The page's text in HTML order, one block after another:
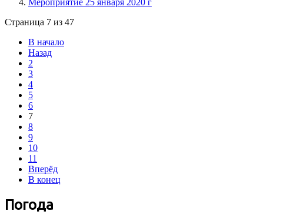
Мероприятие 25 января 2020 г
Страница 7 из 47
В начало
Назад
2
3
4
5
6
7
8
9
10
11
Вперёд
В конец
Погода